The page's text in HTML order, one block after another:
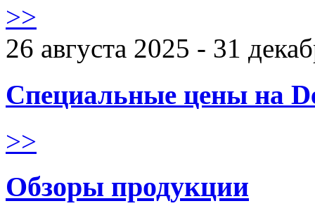
>>
26 августа 2025 - 31
Специальные цены на
>>
Обзоры продукции